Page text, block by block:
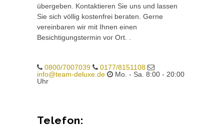
übergeben. Kontaktieren Sie uns und lassen
Sie sich völlig kostenfrei beraten. Gerne
vereinbaren wir mit Ihnen einen
Besichtigungstermin vor Ort. .
0800/7007039
0177/8151108
info@team-deluxe.de
Mo. - Sa. 8:00 - 20:00
Uhr
Telefon: